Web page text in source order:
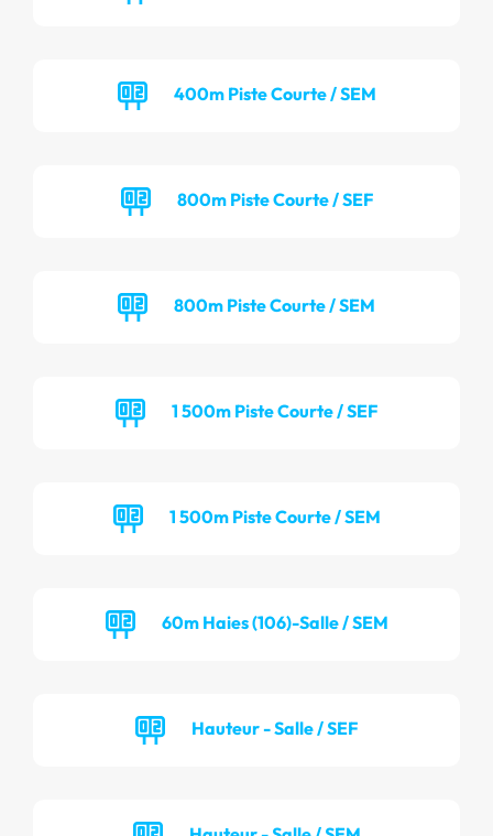
400m Piste Courte / SEM
800m Piste Courte / SEF
800m Piste Courte / SEM
1 500m Piste Courte / SEF
1 500m Piste Courte / SEM
60m Haies (106)-Salle / SEM
Hauteur - Salle / SEF